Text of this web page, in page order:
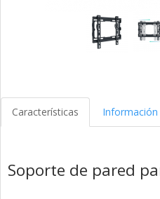
Características Información
Soporte de pared